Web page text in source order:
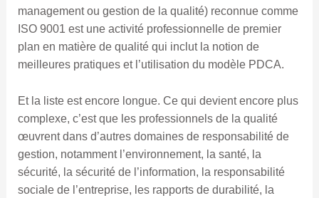
management ou gestion de la qualité) reconnue comme
ISO 9001 est une activité professionnelle de premier
plan en matière de qualité qui inclut la notion de
meilleures pratiques et l’utilisation du modèle PDCA.
Et la liste est encore longue. Ce qui devient encore plus
complexe, c’est que les professionnels de la qualité
œuvrent dans d’autres domaines de responsabilité de
gestion, notamment l’environnement, la santé, la
sécurité, la sécurité de l’information, la responsabilité
sociale de l’entreprise, les rapports de durabilité, la